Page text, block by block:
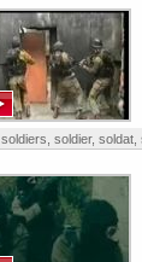
soldiers soldier, soldat,